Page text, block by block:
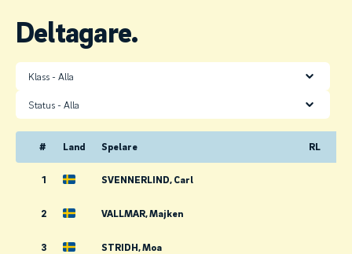
Deltagare.
Klass
Status
# Land Spelare RL
1 SVENNERLIND, Carl
2 VALLMAR, Majken
3 STRIDH, Moa